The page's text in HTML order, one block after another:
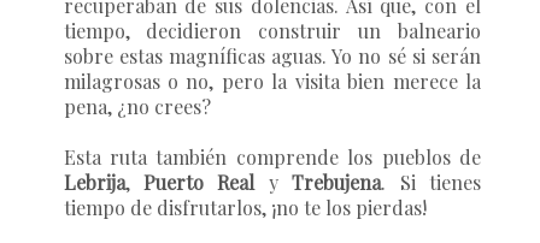
recuperaban de sus dolencias. Así que, con el
tiempo, decidieron construir un balneario
sobre estas magníficas aguas. Yo no sé si serán
milagrosas o no, pero la visita bien merece la
pena, ¿no crees?
Esta ruta también comprende los pueblos de
Lebrija, Puerto Real yTrebujena. Si tienes
tiempo de disfrutarlos, ¡no te los pierdas!